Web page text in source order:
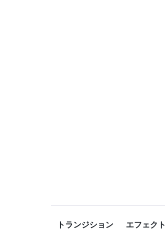
トランジション エフェクト